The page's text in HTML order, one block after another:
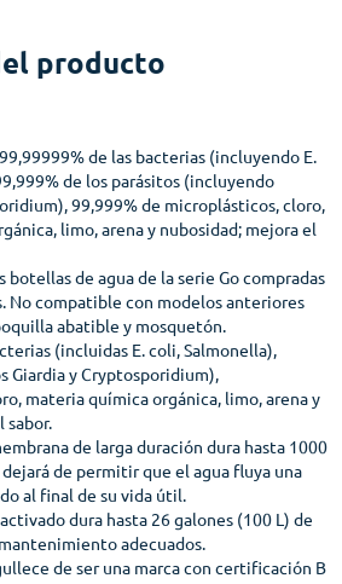
producto
de las bacterias (incluyendo E.
de los parásitos (incluyendo
99,999% de microplásticos, cloro,
limo, arena y nubosidad; mejora el
botellas de agua de la serie Go compradas
No compatible con modelos anteriores
abatible y mosquetón.
(incluidas E. coli, Salmonella),
Giardia y Cryptosporidium),
materia química orgánica, limo, arena y
sabor.
de larga duración dura hasta 1000
de permitir que el agua fluya una
al final de su vida útil.
dura hasta 26 galones (100 L) de
adecuados.
de ser una marca con certificación B